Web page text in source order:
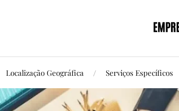
Localização Geográfica Serviços Específicos